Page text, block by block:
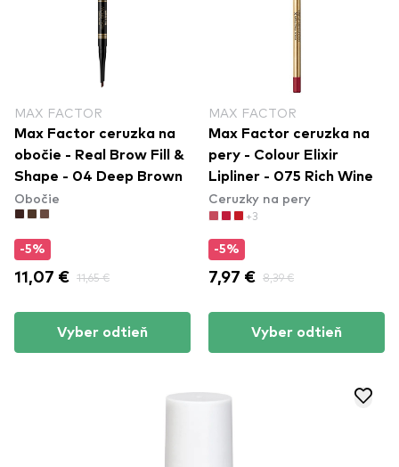
MAX FACTOR
Max Factor ceruzka na
obočie - Real Brow Fill &
Shape - 04 Deep Brown
Obočie
-5%
11,07 € 11,65 €
Vyber odtieň
MAX FACTOR
Max Factor ceruzka na
pery - Colour Elixir
Lipliner - 075 Rich Wine
Ceruzky na pery
+3
-5%
7,97 € 8,39 €
Vyber odtieň